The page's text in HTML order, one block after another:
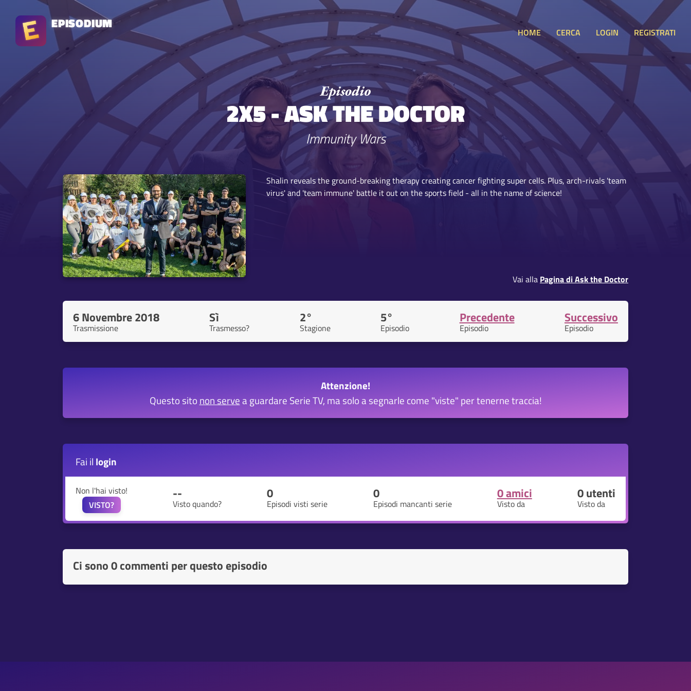
EPISODIUM
HOME CERCA LOGIN REGISTRATI
2X5 - ASK THE DOCTOR
Immunity Wars
Shalin reveals the ground-breaking therapy creating cancer fighting super cells. Plus, arch-rivals 'team
virus' and 'team immune' battle it out on the sports field - all in the name of science!
Vai alla Pagina di Ask the Doctor
6 Novembre 2018
Trasmissione
Sì
Trasmesso?
2°
Stagione
5°
Episodio
Precedente
Episodio
Successivo
Episodio
Attenzione!
Questo sito non servea guardare Serie TV, ma solo a segnarle come "viste" per tenerne traccia!
Fai il login
Non l'hai visto!
VISTO?
--
Visto quando?
0
Episodi visti serie
0
Episodi mancanti serie
0 amici
Visto da
0utenti
Visto da
Ci sono0 commenti per questo episodio